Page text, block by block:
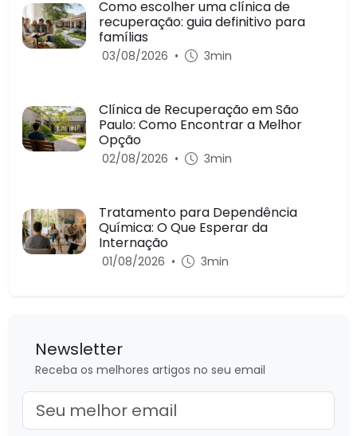
Como escolher uma clínica de
recuperação: guia definitivo para
famílias
03/08/2026 • 3min
Clínica de Recuperação em São
Paulo: Como Encontrar a Melhor
Opção
02/08/2026 • 3min
Tratamento para Dependência
Química: O Que Esperar da
Internação
01/08/2026 • 3min
Newsletter
Receba os melhores artigos no seu email